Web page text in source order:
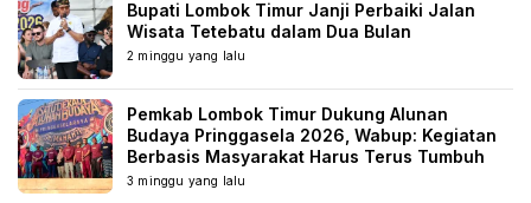
Bupati Lombok Timur Janji Perbaiki Jalan
Wisata Tetebatu dalam Dua Bulan
2 minggu yang lalu
Pemkab Lombok Timur Dukung Alunan
Budaya Pringgasela 2026, Wabup: Kegiatan
Berbasis Masyarakat Harus Terus Tumbuh
3 minggu yang lalu